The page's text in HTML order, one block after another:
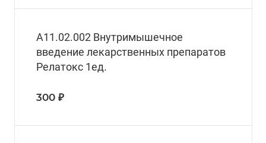
A11.02.002 Внутримышечное
введение лекарственных препаратов
Релатокс 1ед.
300 ₽